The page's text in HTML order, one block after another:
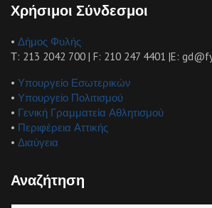
Χρήσιμοι Σύνδεσμοι
• Δήμος Φυλής
Τ: 213 2042 700 | F: 210 247 4401 |E:
• Υπουργείο Εσωτερικών
• Υπουργείο Πολιτισμού
• Γενική Γραμματεία Αθλητισμού
• Περιφέρεια Αττικής
• Διαύγεια
Αναζήτηση